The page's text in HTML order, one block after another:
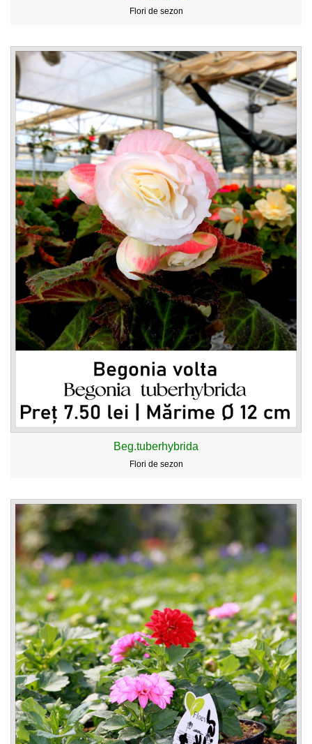
Flori de sezon
Beg.tuberhybrida
Flori de sezon